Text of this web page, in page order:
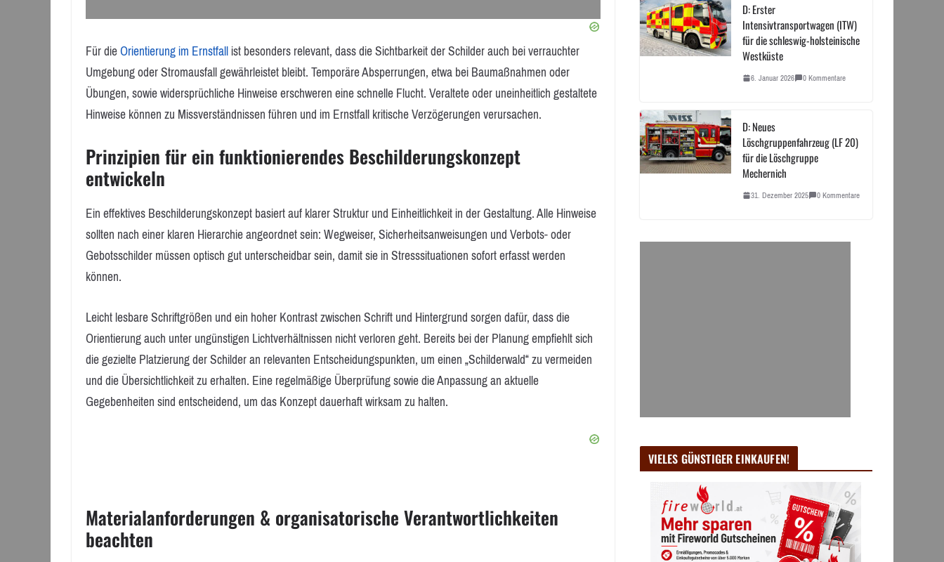
Für dieOrientierung im Ernstfallist besonders relevant, dass die Sichtbarkeit der Schilder auch bei verrauchter
Umgebung oder Stromausfall gewährleistet bleibt. Temporäre Absperrungen, etwa bei Baumaßnahmen oder
Übungen, sowie widersprüchliche Hinweise erschweren eine schnelle Flucht. Veraltete oder uneinheitlich gestaltete
Hinweise können zu Missverständnissen führen und im Ernstfall kritische Verzögerungen verursachen.
Prinzipien für ein funktionierendes Beschilderungskonzept
entwickeln
Ein effektives Beschilderungskonzept basiert auf klarer Struktur und Einheitlichkeit in der Gestaltung. Alle Hinweise
sollten nach einer klaren Hierarchie angeordnet sein: Wegweiser, Sicherheitsanweisungen und Verbots- oder
Gebotsschilder müssen optisch gut unterscheidbar sein, damit sie in Stresssituationen sofort erfasst werden
können.
Leicht lesbare Schriftgrößen und ein hoher Kontrast zwischen Schrift und Hintergrund sorgen dafür, dass die
Orientierung auch unter ungünstigen Lichtverhältnissen nicht verloren geht. Bereits bei der Planung empfiehlt sich
die gezielte Platzierung der Schilder an relevanten Entscheidungspunkten, um einen „Schilderwald“ zu vermeiden
und die Übersichtlichkeit zu erhalten. Eine regelmäßige Überprüfung sowie die Anpassung an aktuelle
Gegebenheiten sind entscheidend, um das Konzept dauerhaft wirksam zu halten.
Materialanforderungen & organisatorische Verantwortlichkeiten
beachten
D: Erster
Intensivtransportwagen (ITW)
für die schleswig-holsteinische
Westküste
6. Januar 2026 0 Kommentare
D: Neues
Löschgruppenfahrzeug (LF 20)
für die Löschgruppe
Mechernich
31. Dezember 2025 0 Kommentare
VIELES GÜNSTIGER EINKAUFEN!